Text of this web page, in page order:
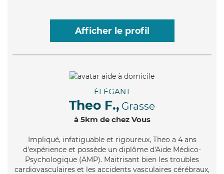
Afficher le profil
ÉLÉGANT
Theo F., Grasse
à 5km de chez Vous
Impliqué, infatiguable et rigoureux, Theo a 4 ans
d'expérience et possède un diplôme d'Aide Médico-
Psychologique (AMP). Maitrisant bien les troubles
cardiovasculaires et les accidents vasculaires cérébraux,